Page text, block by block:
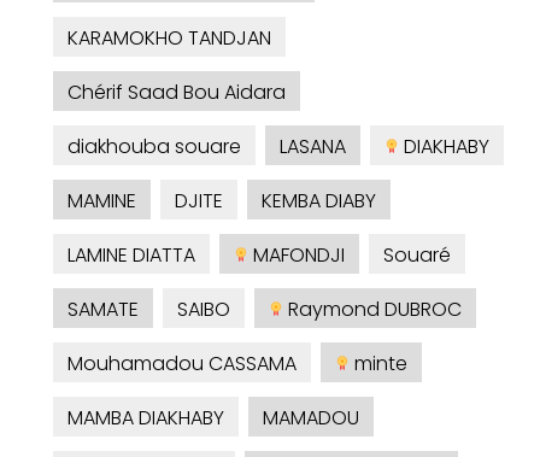
KARAMOKHO TANDJAN
Chérif Saad Bou Aidara
diakhouba souare
LASANA
DIAKHABY
MAMINE
DJITE
KEMBA DIABY
LAMINE DIATTA
MAFONDJI
Souaré
SAMATE
SAIBO
Raymond DUBROC
Mouhamadou CASSAMA
minte
MAMBA DIAKHABY
MAMADOU